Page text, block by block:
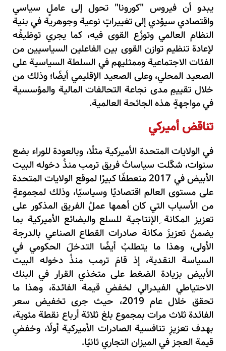
يبدو أن فيروس "كورونا" تحول إلى عاملٍ سياسي
واقتصادي سيؤدي إلى تغييراتٍ نوعية وجوهرية في بنية
النظام العالمي وتوزُع القوى فيه، كما يجري توظيفُه
لإعادة تنظيم توازن القوى بين الفاعلين السياسيين من
الفئات الاجتماعية وممثليهم في السلطة السياسية على
الصعيد المحلي، وعلى الصعيد الإقليمي أيضًا؛ وذلك من
خلال تقييمِ مدى نجاعة التحالفات المالية والمؤسسية
في مواجهةٍ هذه الجائحة العالمية.
تناقض أميركي
في الولايات المتحدة الأميركية مثلًا، وبالعودة للوراء بضع
سنوات، شكّلت سياساتُ فريق ترمب منذُ دخوله البيت
الأبيض في 2017 منعطفًا كبيرًا لموقع الولايات المتحدة
على مستوى العالم اقتصاديًا وسياسيًا، وذلك لمجموعةٍ
من الأسباب التي كان أهمها عملُ الفريق المذكور على
تعزيز المكانة ِالإنتاجية للسلع والبضائع الأميركية بما
يضمنُ تعزيزَ مكانة صادرات القطاع الصناعي بالدرجة
الأولى، وهذا ما يتطلبُ أيضًا التدخلَ الحكومي في
السياسة النقدية، إذ قامَ ترمب منذُ دخوله البيت
الأبيض بزيادة الضغط على متخذي القرار في البنك
الاحتياطي الفيدرالي لخفضِ قيمة الفائدة، وهذا ما
تحقق خلال عام 2019، حيث جرى تخفيض سعر
الفائدة ثلاث مرات بمجموع بلغ ثلاثة أرباع نقطة مئوية،
بهدف تعزيزِ تنافسية الصادرات الأميركية أولًا، وخفضِ
قيمة العجز في الميزان التجاري ثانيًا.